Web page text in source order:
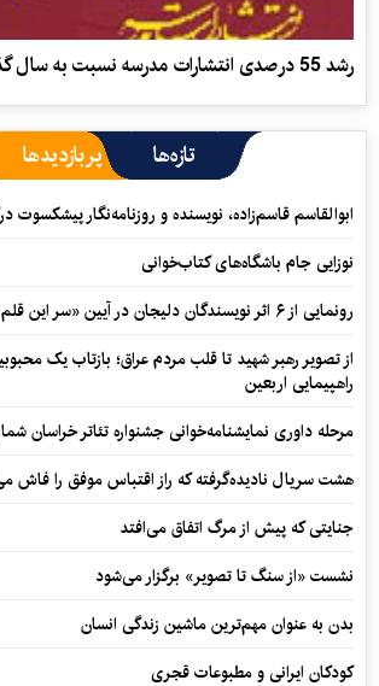
رشد 55 درصدی انتشارات مدرسه نسبت به سال گذشته
تازه‌ها پربازدیدها
ابوالقاسم قاسم‌زاده، نویسنده و روزنامه‌نگار پیشکسوت
نوزایی جام باشگاه‌های کتاب‌خوانی
رونمایی از ۶ اثر نویسندگان دلیجان در آیین «سر این قلم سلامت»
از تصویر رهبر شهید تا قلب مردم عراق؛ بازتاب یک
راهپیمایی اربعین
مرحله داوری نمایشنامه‌خوانی جشنواره تئاتر خراسان
هشت سریال نادیده‌گرفته که راز اقتباس موفق را فاش
جنایتی که پیش از مرگ اتفاق می‌افتد
نشست «از سنگ تا تصویر» برگزار می‌شود
بدن به عنوان مهم‌ترین ماشین زندگی انسان
کودکان ایرانی و مطبوعات قجری